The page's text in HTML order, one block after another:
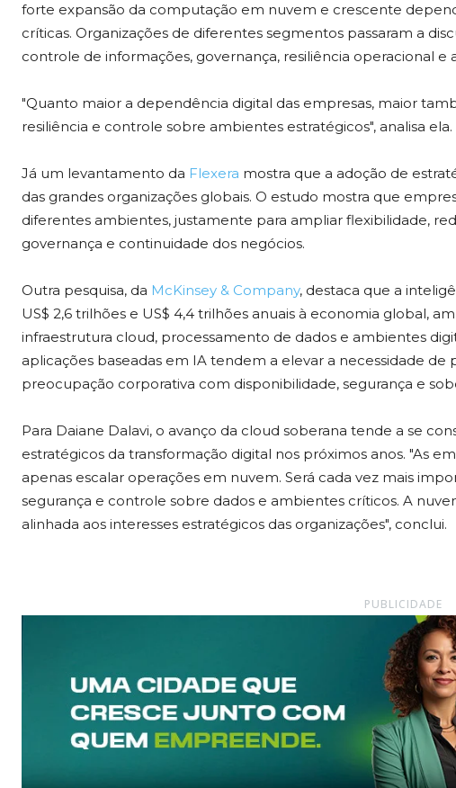
forte expansão da computação em nuvem e crescente
críticas. Organizações de diferentes segmentos passaram a
controle de informações, governança, resiliência operacional e
"Quanto maior a dependência digital das empresas, maior
resiliência e controle sobre ambientes estratégicos", analisa ela.
Já um levantamento da Flexera mostra que a adoção de
das grandes organizações globais. O estudo mostra que
diferentes ambientes, justamente para ampliar flexibilidade,
governança e continuidade dos negócios.
Outra pesquisa, da McKinsey & Company, destaca que a
US$ 2,6 trilhões e US$ 4,4 trilhões anuais à economia global,
infraestrutura cloud, processamento de dados e ambientes
aplicações baseadas em IA tendem a elevar a necessidade
preocupação corporativa com disponibilidade, segurança e
Para Daiane Dalavi, o avanço da cloud soberana tende a se
estratégicos da transformação digital nos próximos anos. "As
apenas escalar operações em nuvem. Será cada vez mais
segurança e controle sobre dados e ambientes críticos. A
alinhada aos interesses estratégicos das organizações", conclui.
PUBLICIDADE